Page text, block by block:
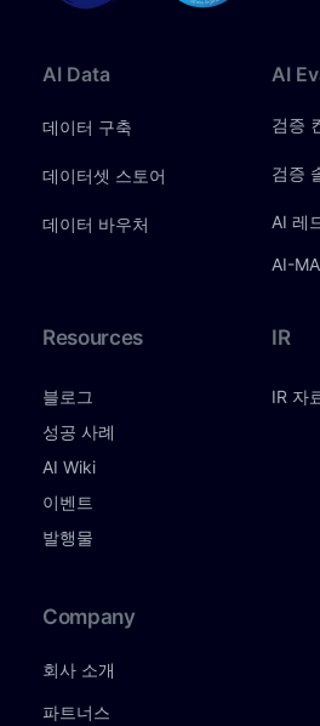
AI Data
데이터 구축
데이터셋 스토어
데이터 바우처
AI
검증
검증
AI 레
AI-
Resources
블로그
성공 사례
AI Wiki
이벤트
발행물
IR
IR 자
Company
회사 소개
파트너스